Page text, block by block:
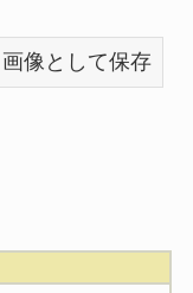
画像として保存